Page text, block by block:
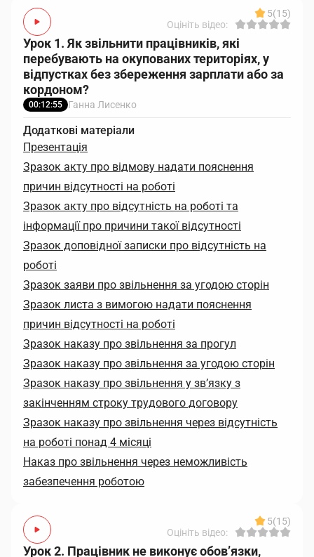
5(15)
Оцініть відео:
Урок 1. Як звільнити працівників, які
перебувають на окупованих територіях, у
відпустках без збереження зарплати або за
кордоном?
00:12:55 Ганна Лисенко
Додаткові матеріали
Презентація
Зразок акту про відмову надати пояснення
причин відсутності на роботі
Зразок акту про відсутність на роботі та
інформації про причини такої відсутності
Зразок доповідної записки про відсутність на
роботі
Зразок заяви про звільнення за угодою сторін
Зразок листа з вимогою надати пояснення
причин відсутності на роботі
Зразок наказу про звільнення за прогул
Зразок наказу про звільнення за угодою сторін
Зразок наказу про звільнення у зв’язку з
закінченням строку трудового договору
Зразок наказу про звільнення через відсутність
на роботі понад 4 місяці
Наказ про звільнення через неможливість
забезпечення роботою
5(15)
Оцініть відео:
Урок 2. Працівник не виконує обов’язки,